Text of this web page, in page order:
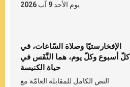
يوم الأحد 9 آب 2026
الإفخارستيّا وصلاة السّاعات، في
كلّ أسبوع وكلّ يوم، هما النَّفَس في
حياة الكنيسة
النص الكامل للمقابلة العامّة مع